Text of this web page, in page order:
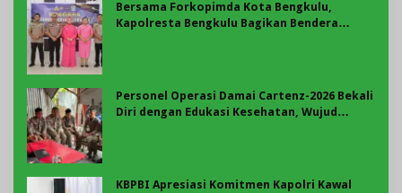
Bersama Forkopimda Kota Bengkulu,
Kapolresta Bengkulu Bagikan Bendera
Personel Operasi Damai Cartenz-2026 Bekali
Diri dengan Edukasi Kesehatan, Wujud
KBPBI Apresiasi Komitmen Kapolri Kawal